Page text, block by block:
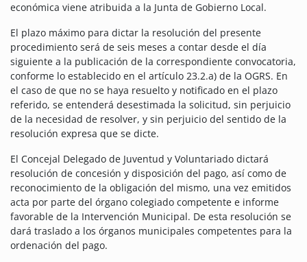
económica viene atribuida a la Junta de Gobierno Local.
El plazo máximo para dictar la resolución del presente
procedimiento será de seis meses a contar desde el día
siguiente a la publicación de la correspondiente convocatoria,
conforme lo establecido en el artículo 23.2.a) de la OGRS. En
el caso de que no se haya resuelto y notificado en el plazo
referido, se entenderá desestimada la solicitud, sin perjuicio
de la necesidad de resolver, y sin perjuicio del sentido de la
resolución expresa que se dicte.
El Concejal Delegado de Juventud y Voluntariado dictará
resolución de concesión y disposición del pago, así como de
reconocimiento de la obligación del mismo, una vez emitidos
acta por parte del órgano colegiado competente e informe
favorable de la Intervención Municipal. De esta resolución se
dará traslado a los órganos municipales competentes para la
ordenación del pago.